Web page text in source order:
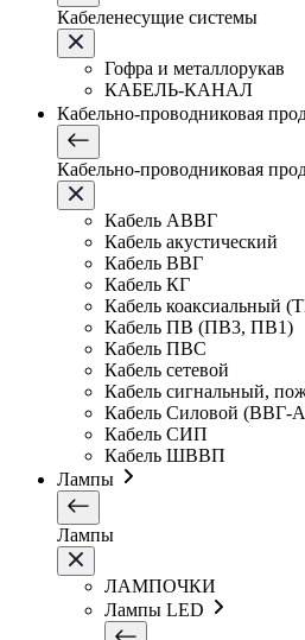
Кабеленесущие системы
Гофра и металлорукав
КАБЕЛЬ-КАНАЛ
Кабельно-проводниковая
Кабельно-проводниковая
Кабель АВВГ
Кабель акустический
Кабель ВВГ
Кабель КГ
Кабель коаксиальный
Кабель ПВ (ПВ3, ПВ1)
Кабель ПВС
Кабель сетевой
Кабель сигнальный,
Кабель Силовой (ВВГ-
Кабель СИП
Кабель ШВВП
Лампы
Лампы
ЛАМПОЧКИ
Лампы LED